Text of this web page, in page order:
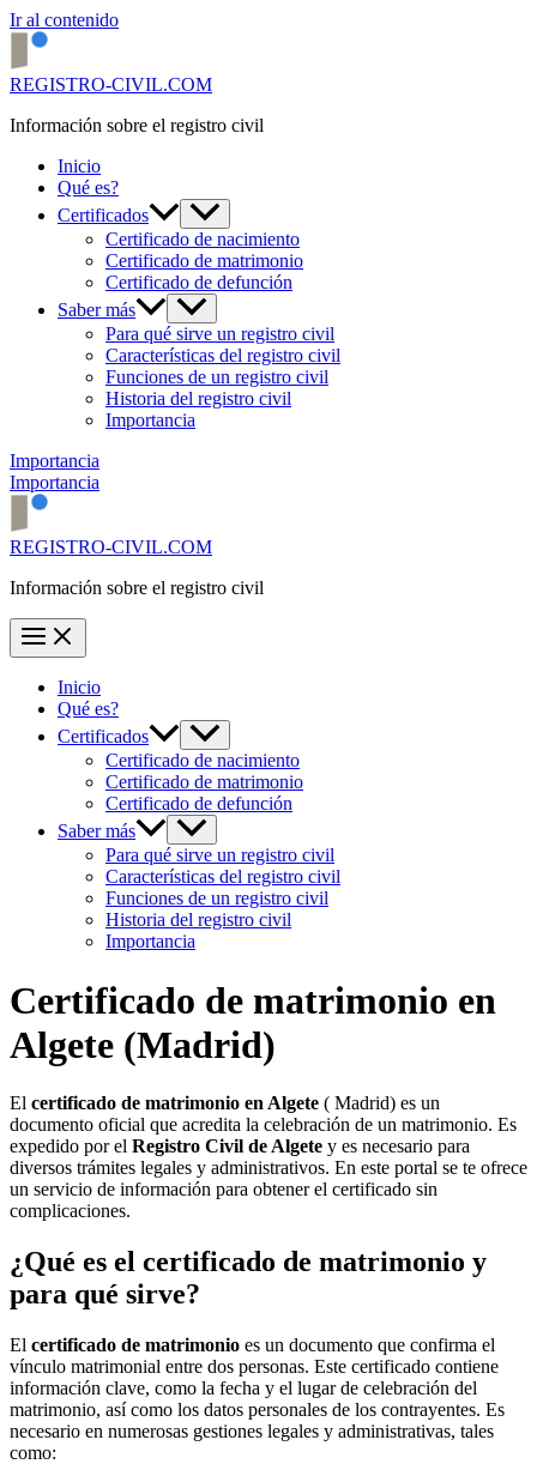
Ir al contenido
REGISTRO-CIVIL.COM
Información sobre el registro civil
Inicio
Qué es?
Certificados
Certificado de nacimiento
Certificado de matrimonio
Certificado de defunción
Saber más
Para qué sirve un registro civil
Características del registro civil
Funciones de un registro civil
Historia del registro civil
Importancia
Importancia
Importancia
REGISTRO-CIVIL.COM
Información sobre el registro civil
Inicio
Qué es?
Certificados
Certificado de nacimiento
Certificado de matrimonio
Certificado de defunción
Saber más
Para qué sirve un registro civil
Características del registro civil
Funciones de un registro civil
Historia del registro civil
Importancia
Certificado de matrimonio en
Algete (Madrid)
El certificado de matrimonio en Algete ( Madrid) es un
documento oficial que acredita la celebración de un matrimonio. Es
expedido por el Registro Civil de Algete y es necesario para
diversos trámites legales y administrativos. En este portal se te ofrece
un servicio de información para obtener el certificado sin
complicaciones.
¿Qué es el certificado de matrimonio y
para qué sirve?
El certificado de matrimonio es un documento que confirma el
vínculo matrimonial entre dos personas. Este certificado contiene
información clave, como la fecha y el lugar de celebración del
matrimonio, así como los datos personales de los contrayentes. Es
necesario en numerosas gestiones legales y administrativas, tales
como: